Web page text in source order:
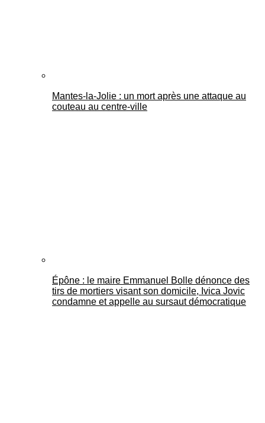
Mantes-la-Jolie : un mort après une attaque au
couteau au centre-ville
Épône : le maire Emmanuel Bolle dénonce des
tirs de mortiers visant son domicile, Ivica Jovic
condamne et appelle au sursaut démocratique